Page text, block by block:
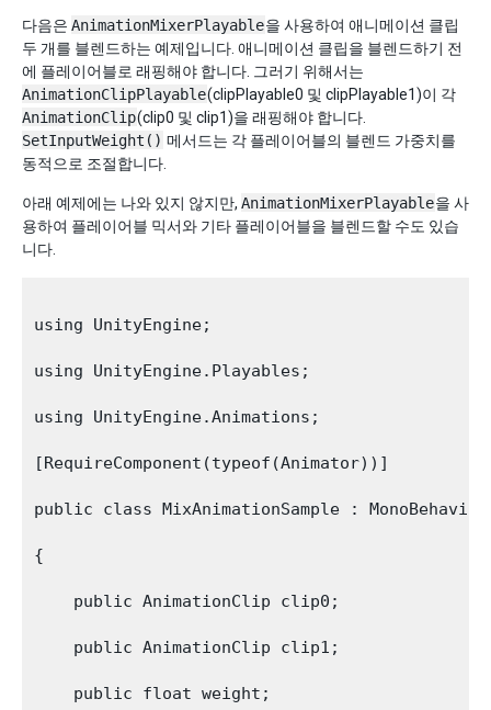
다음은 AnimationMixerPlayable을 사용하여 애니메이션 클립
두 개를 블렌드하는 예제입니다. 애니메이션 클립을 블렌드하기 전
에 플레이어블로 래핑해야 합니다. 그러기 위해서는
AnimationClipPlayable(clipPlayable0 및 clipPlayable1)이 각
AnimationClip(clip0 및 clip1)을 래핑해야 합니다.
SetInputWeight() 메서드는 각 플레이어블의 블렌드 가중치를
동적으로 조절합니다.
아래 예제에는 나와 있지 않지만, AnimationMixerPlayable을 사
용하여 플레이어블 믹서와 기타 플레이어블을 블렌드할 수도 있습
니다.
using UnityEngine;
using UnityEngine.Playables;
using UnityEngine.Animations;
[RequireComponent(typeof(Animator))]
public class MixAnimationSample :
{
    public AnimationClip clip0;
    public AnimationClip clip1;
    public float weight;